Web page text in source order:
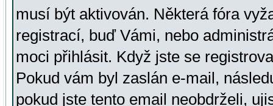
musí být aktivován. Některá fóra
registrací, buď Vámi, nebo
moci přihlásit. Když jste se
Pokud vám byl zaslán e-mail,
pokud jste tento email neobdrželi,